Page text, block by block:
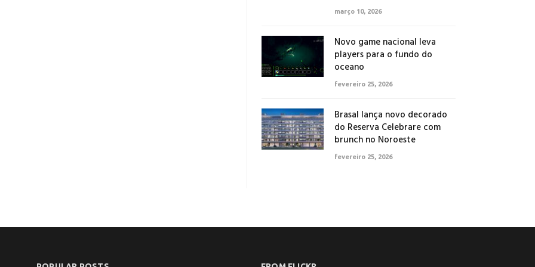
março 10, 2026
Novo game nacional leva
players para o fundo do
oceano
fevereiro 25, 2026
Brasal lança novo decorado
do Reserva Celebrare com
brunch no Noroeste
fevereiro 25, 2026